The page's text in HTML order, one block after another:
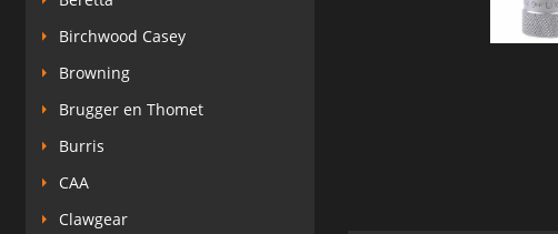
Birchwood Casey
Browning
Brugger en Thomet
Burris
CAA
Clawgear